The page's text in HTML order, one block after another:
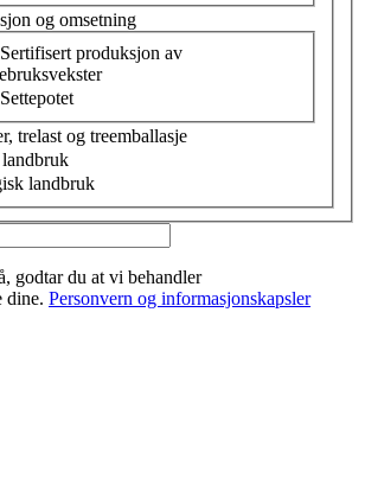
og omsetning
tema innen produksjon og omsetning
Sertifisert produksjon av
Settepotet
trelast og treemballasje
landbruk
godtar du at vi behandler
dine. Personvern og informasjonskapsler